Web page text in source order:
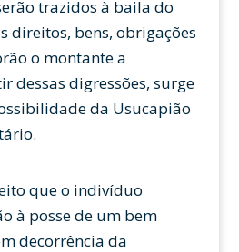
trazidos à baila do
direitos, bens, obrigações
o montante a
dessas digressões, surge
da Usucapião
que o indivíduo
à posse de um bem
decorrência da